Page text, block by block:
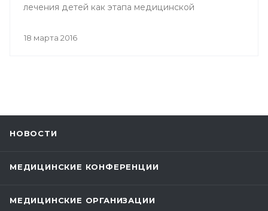
лечения детей как этапа медицинской
санатории», посвященная 80 – летнему юбилею
18 марта 2016
НОВОСТИ
МЕДИЦИНСКИЕ КОНФЕРЕНЦИИ
МЕДИЦИНСКИЕ ОРГАНИЗАЦИИ